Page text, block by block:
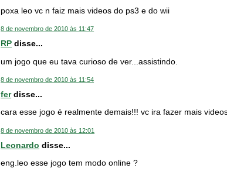
poxa leo vc n faiz mais videos do ps3 e do wii
8 de novembro de 2010 às 11:47
RP disse...
um jogo que eu tava curioso de ver...assistindo.
8 de novembro de 2010 às 11:54
ferdisse...
cara esse jogo é realmente demais!!! vc ira fazer mais
8 de novembro de 2010 às 12:01
Leonardo disse...
eng.leo esse jogo tem modo online ?